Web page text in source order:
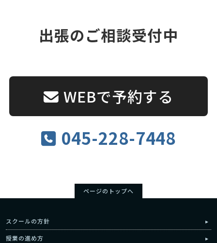
出張のご相談受付中
WEBで予約する
045-228-7448
ページのトップへ
スクールの方針
授業の進め方